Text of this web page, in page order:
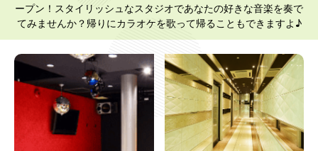
ープン！スタイリッシュなスタジオであなたの好きな音楽を奏で
てみませんか？帰りにカラオケを歌って帰ることもできますよ♪